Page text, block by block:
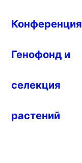
записям
Конференция
Генофонд и
селекция
растений